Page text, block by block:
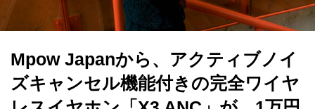
Mpow Japanから、アクティブノイ
ズキャンセル機能付きの完全ワイヤ